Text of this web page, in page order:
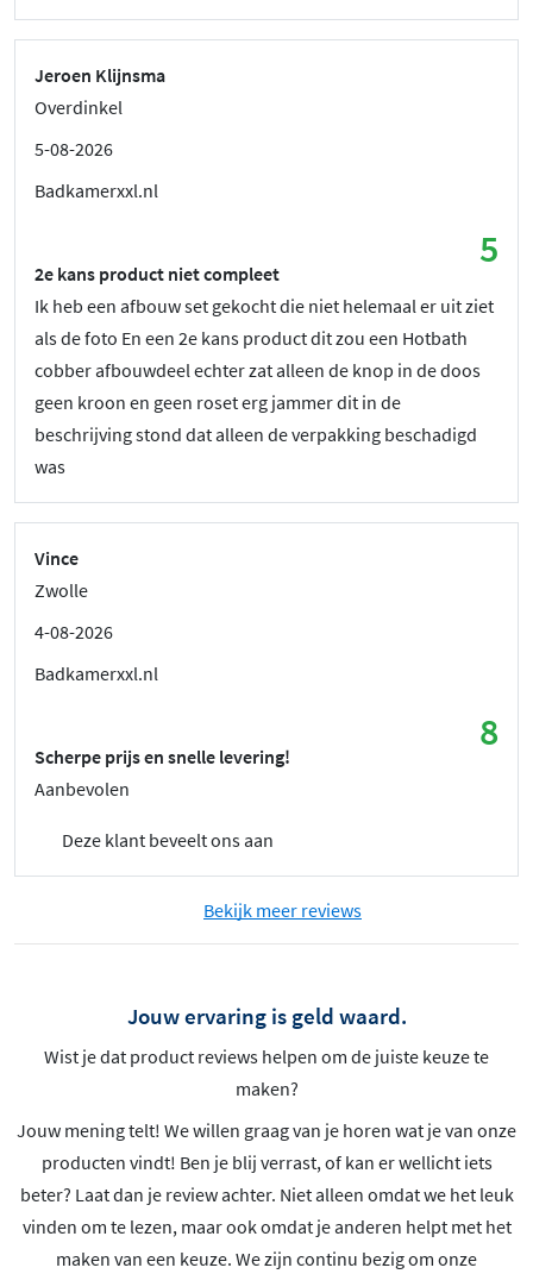
Jeroen Klijnsma
Overdinkel
5-08-2026
Badkamerxxl.nl
5
2e kans product niet compleet
Ik heb een afbouw set gekocht die niet helemaal er uit ziet
als de foto En een 2e kans product dit zou een Hotbath
cobber afbouwdeel echter zat alleen de knop in de doos
geen kroon en geen roset erg jammer dit in de
beschrijving stond dat alleen de verpakking beschadigd
was
Vince
Zwolle
4-08-2026
Badkamerxxl.nl
8
Scherpe prijs en snelle levering!
Aanbevolen
Deze klant beveelt ons aan
Bekijk meer reviews
Jouw ervaring is geld waard.
Wist je dat product reviews helpen om de juiste keuze te
maken?
Jouw mening telt! We willen graag van je horen wat je van onze
producten vindt! Ben je blij verrast, of kan er wellicht iets
beter? Laat dan je review achter. Niet alleen omdat we het leuk
vinden om te lezen, maar ook omdat je anderen helpt met het
maken van een keuze. We zijn continu bezig om onze